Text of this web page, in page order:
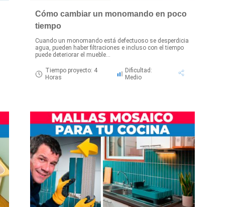
Cómo cambiar un monomando en poco
tiempo
Cuando un monomando está defectuoso se desperdicia
agua, pueden haber filtraciones e incluso con el tiempo
puede deteriorar el mueble...
Tiempo proyecto: 4
Horas
Dificultad:
Medio